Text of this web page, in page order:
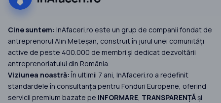
Cine suntem: InAfaceri.ro este un grup de companii fondat de
antreprenorul Alin Meteșan, construit în jurul unei comunități
active de peste 400.000 de membri și dedicat dezvoltării
antreprenoriatului din România.
Viziunea noastră:În ultimii 7 ani, InAfaceri.ro a redefinit
standardele în consultanța pentru Fonduri Europene, oferind
servicii premium bazate pe INFORMARE, TRANSPARENȚĂși